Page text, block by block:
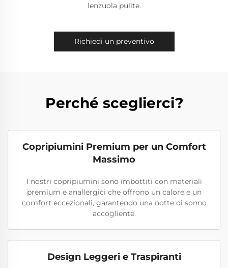
lenzuola pulite.
Richiedi un preventivo
Perché sceglierci?
Copripiumini Premium per un Comfort
Massimo
I nostri copripiumini sono imbottiti con materiali
premium e anallergici che offrono un calore e un
comfort eccezionali, garantendo una notte di sonno
accogliente.
Design Leggeri e Traspiranti